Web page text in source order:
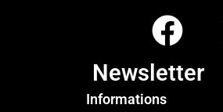
Newsletter
Informations